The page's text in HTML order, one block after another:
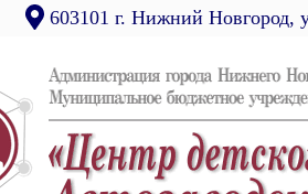
603101 г. Нижний Новгород,